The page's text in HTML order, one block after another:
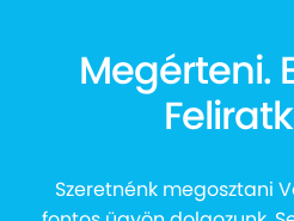
Mosoly
Megérteni.
Szeretnénk megosztani